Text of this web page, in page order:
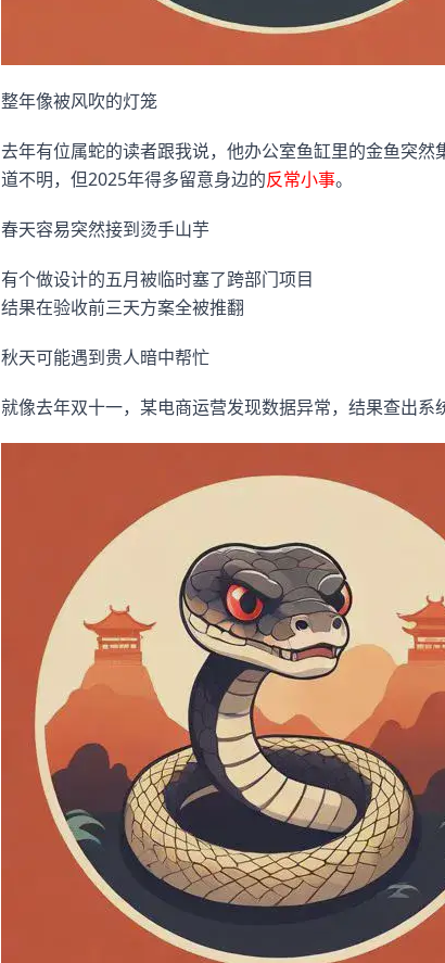
整年像被风吹的灯笼
去年有位属蛇的读者跟我说，他办公室鱼缸里的金鱼突
道不明，但2025年得多留意身边的反常小事。
春天容易突然接到烫手山芋
有个做设计的五月被临时塞了跨部门项目
结果在验收前三天方案全被推翻
秋天可能遇到贵人暗中帮忙
就像去年双十一，某电商运营发现数据异常，结果查出系